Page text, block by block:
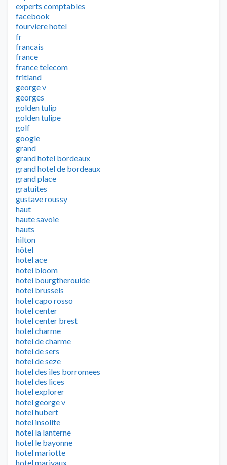
experts comptables
facebook
fourviere hotel
fr
francais
france
france telecom
fritland
george v
georges
golden tulip
golden tulipe
golf
google
grand
grand hotel bordeaux
grand hotel de bordeaux
grand place
gratuites
gustave roussy
haut
haute savoie
hauts
hilton
hôtel
hotel ace
hotel bloom
hotel bourgtheroulde
hotel brussels
hotel capo rosso
hotel center
hotel center brest
hotel charme
hotel de charme
hotel de sers
hotel de seze
hotel des iles borromees
hotel des lices
hotel explorer
hotel george v
hotel hubert
hotel insolite
hotel la lanterne
hotel le bayonne
hotel mariotte
hotel marivaux